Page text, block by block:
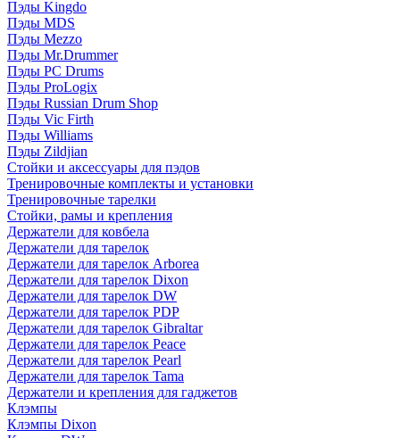
Пэды Kingdo
Пэды MDS
Пэды Mezzo
Пэды Mr.Drummer
Пэды PC Drums
Пэды ProLogix
Пэды Russian Drum Shop
Пэды Vic Firth
Пэды Williams
Пэды Zildjian
Стойки и аксессуары для пэдов
Тренировочные комплекты и установки
Тренировочные тарелки
Стойки, рамы и крепления
Держатели для ковбела
Держатели для тарелок
Держатели для тарелок Arborea
Держатели для тарелок Dixon
Держатели для тарелок DW
Держатели для тарелок PDP
Держатели для тарелок Gibraltar
Держатели для тарелок Peace
Держатели для тарелок Pearl
Держатели для тарелок Tama
Держатели и крепления для гаджетов
Клэмпы
Клэмпы Dixon